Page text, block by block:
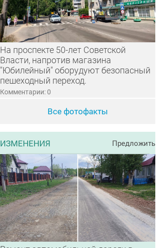
На проспекте 50-лет Советской
Власти, напротив магазина
"Юбилейный" оборудуют безопасный
пешеходный переход.
Комментарии: 0
Все фотофакты
ИЗМЕНЕНИЯ Предложить